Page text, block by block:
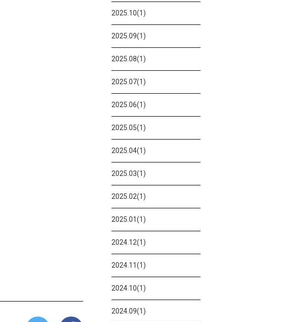
2025.10(1)
2025.09(1)
2025.08(1)
2025.07(1)
2025.06(1)
2025.05(1)
2025.04(1)
2025.03(1)
2025.02(1)
2025.01(1)
2024.12(1)
2024.11(1)
2024.10(1)
2024.09(1)